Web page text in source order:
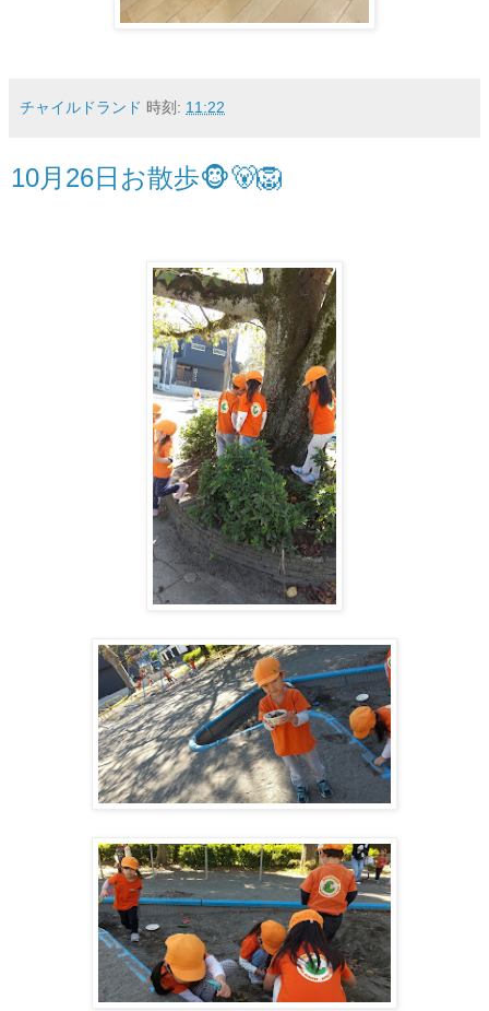
チャイルドランド 時刻: 11:22
10月26日お散歩🐵🐻🦁